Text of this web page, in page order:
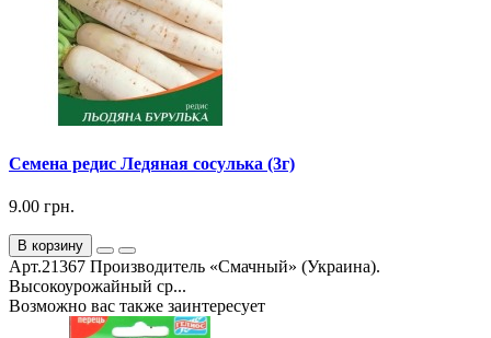
Семена редис Ледяная сосулька (3г)
9.00 грн.
В корзину
Арт.21367 Производитель «Смачный» (Украина).
Высокоурожайный ср...
Возможно вас также заинтересует